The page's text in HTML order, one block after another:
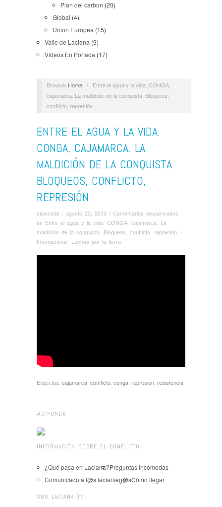
Plan del carbon (20)
Global (4)
Union Europea (15)
Valle de Laciana (9)
Vídeos En Portada (17)
Browse: Home /
Entre el agua y la vida. CONGA,
cajamarca. La maldición de la conquista. Bloqueos,
conflicto, represión.
ENTRE EL AGUA Y LA VIDA.
CONGA, CAJAMARCA. LA
MALDICIÓN DE LA CONQUISTA.
BLOQUEOS, CONFLICTO,
REPRESIÓN.
slowcode / agosto 23, 2013 / Comentarios desactivados
en Entre el agua y la vida. CONGA, cajamarca. La
maldición de la conquista. Bloqueos, conflicto, represión. /
Internacional Luchas por la tierra
Etiquetas: cajamarca conflicto conga represion resistencia
#DIFUNDE
INFORMACIÓN SOBRE EL CONFLICTO
¿Qué pasa en Laciana?Preguntas incómodas
Comunicado a l@s lacianieg@sCómo llegar
SOS LACIANA TV